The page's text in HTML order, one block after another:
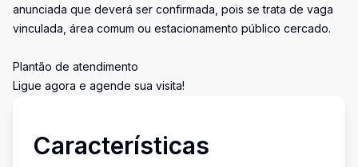
anunciada que deverá ser confirmada, pois se trata de vaga
vinculada, área comum ou estacionamento público cercado.
Plantão de atendimento
Ligue agora e agende sua visita!
Características